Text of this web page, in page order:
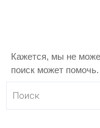
Кажется, мы не
поиск может помочь.